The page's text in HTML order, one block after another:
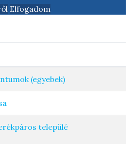
Elfogadom
(egyebek)
települé